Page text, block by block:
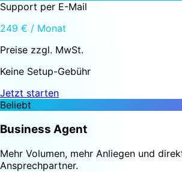
Support per E-Mail
249 € / Monat
Preise zzgl. MwSt.
Keine Setup-Gebühr
Jetzt starten
Beliebt
Business Agent
Mehr Volumen, mehr Anliegen und
Ansprechpartner.